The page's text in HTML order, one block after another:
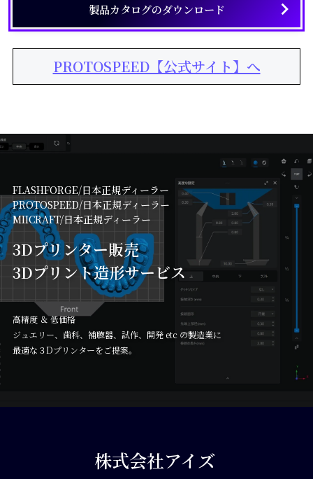
製品カタログのダウンロード
PROTOSPEED【公式サイト】へ
3Dプリンター販売
3Dプリント造形サービス
FLASHFORGE/日本正規ディーラー
PROTOSPEED/日本正規ディーラー
MIICRAFT/日本正規ディーラー
高精度 ＆ 低価格
ジュエリー、歯科、補聴器、試作、開発 etc の製造業に
最適な３Dプリンターをご提案。
株式会社アイズ